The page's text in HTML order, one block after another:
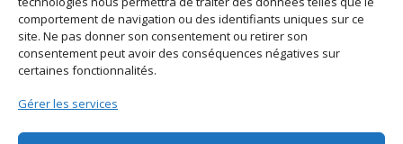
comportement de navigation ou des identifiants uniques sur ce
site. Ne pas donner son consentement ou retirer son
consentement peut avoir des conséquences négatives sur
certaines fonctionnalités.
Gérer les services
© 2021 Mairie d’Alata – Réalisation